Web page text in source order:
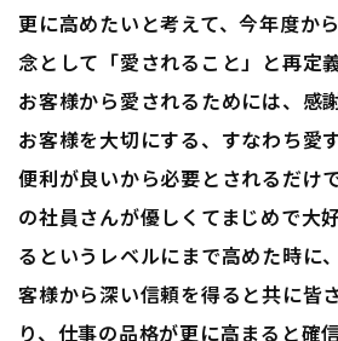
更に高めたいと考えて、今年度か
念として「愛されること」と再定
お客様から愛されるためには、感
お客様を大切にする、すなわち愛
便利が良いから必要とされるだけ
の社員さんが優しくてまじめで大
るというレベルにまで高めた時に
客様から深い信頼を得ると共に皆
り、仕事の品格が更に高まると確